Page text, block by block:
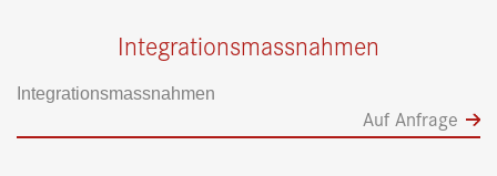
Integrationsmassnahmen
Integrationsmassnahmen
Auf Anfrage